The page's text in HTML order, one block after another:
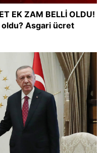
EK ZAM BELLİ OLDU!
Asgari ücret